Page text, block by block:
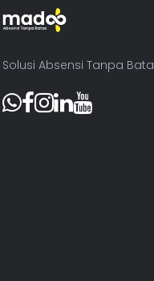
Solusi Absensi Tanpa